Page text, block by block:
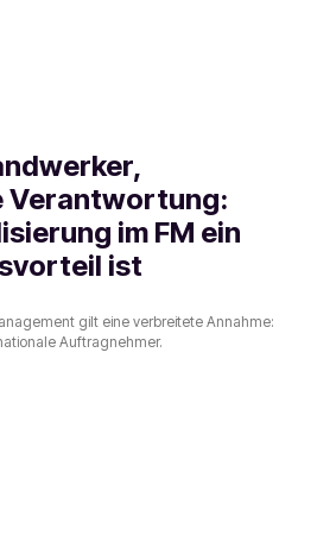
Verantwortung:
im FM ein
ist
gilt eine verbreitete Annahme:
Auftragnehmer.